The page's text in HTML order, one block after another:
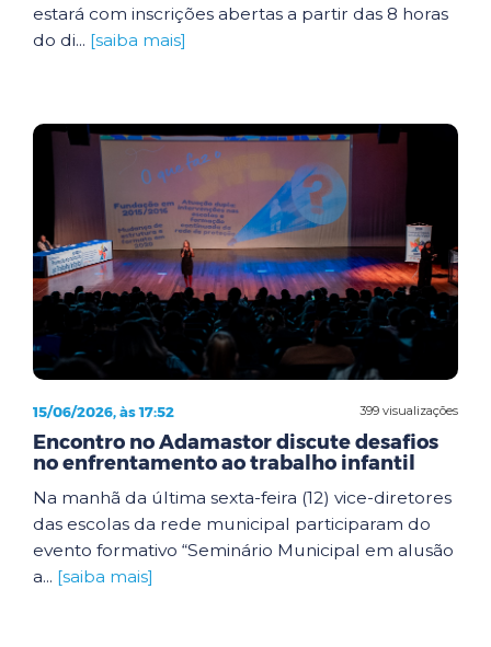
estará com inscrições abertas a partir das 8 horas
do di... [saiba mais]
399 visualizações
15/06/2026, às 17:52
Encontro no Adamastor discute desafios
no enfrentamento ao trabalho infantil
Na manhã da última sexta-feira (12) vice-diretores
das escolas da rede municipal participaram do
evento formativo “Seminário Municipal em alusão
a... [saiba mais]